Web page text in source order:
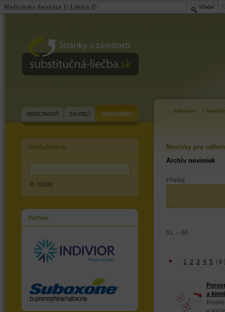
substitučná-liečba.sk
VEREJNOSŤ ZÁVISLÍ ODBORNÍCI
Hľadaj
Odborníci
Novinky pre
Archív noviniek
Hľadaj
51. – 60.
1 2 3 4 5 [ 6
a
Medicínska databáza U Lekára hľadať